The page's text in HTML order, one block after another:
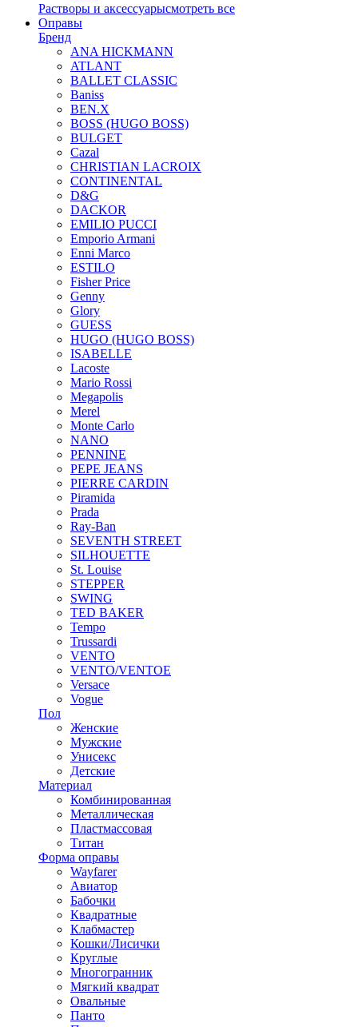
Растворы и аксессуарысмотреть все
Оправы
Бренд
ANA HICKMANN
ATLANT
BALLET CLASSIC
Baniss
BEN.X
BOSS (HUGO BOSS)
BULGET
Cazal
CHRISTIAN LACROIX
CONTINENTAL
D&G
DACKOR
EMILIO PUCCI
Emporio Armani
Enni Marco
ESTILO
Fisher Price
Genny
Glory
GUESS
HUGO (HUGO BOSS)
ISABELLE
Lacoste
Mario Rossi
Megapolis
Merel
Monte Carlo
NANO
PENNINE
PEPE JEANS
PIERRE CARDIN
Piramida
Prada
Ray-Ban
SEVENTH STREET
SILHOUETTE
St. Louise
STEPPER
SWING
TED BAKER
Tempo
Trussardi
VENTO
VENTO/VENTOE
Versace
Vogue
Пол
Женские
Мужские
Унисекс
Детские
Материал
Комбинированная
Металлическая
Пластмассовая
Титан
Форма оправы
Wayfarer
Авиатор
Бабочки
Квадратные
Клабмастер
Кошки/Лисички
Круглые
Многогранник
Мягкий квадрат
Овальные
Панто